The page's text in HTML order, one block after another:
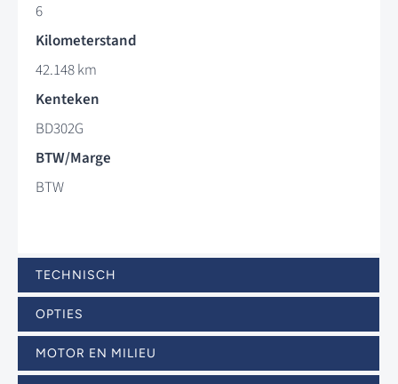
6
Kilometerstand
42.148 km
Kenteken
BD302G
BTW/Marge
BTW
TECHNISCH
OPTIES
MOTOR EN MILIEU